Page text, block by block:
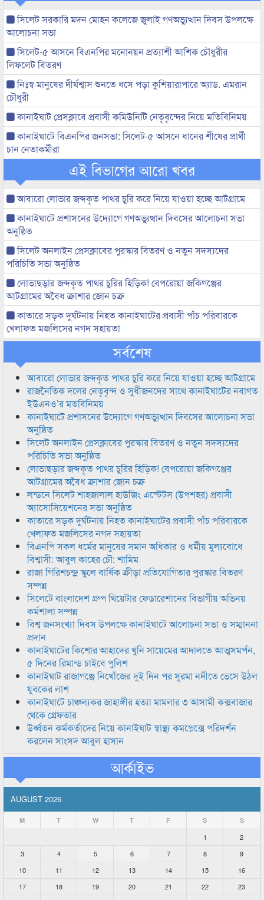
সিলেট সরকারি মদন মোহন কলেজে জুলাই গণঅভ্যুত্থান দিবস উপলক্ষে
আলোচনা সভা
সিলেট-৫ আসনে বিএনপির মনোনয়ন প্রত্যাশী আশিক চৌধুরীর
লিফলেট বিতরণ
নিঃস্ব মানুষের দীর্ঘশ্বাস শুনতে ধসে পড়া কুশিয়ারাপারে অ্যাড. এমরান
চৌধুরী
কানাইঘাট প্রেসক্লাবে প্রবাসী কমিউনিটি নেতৃবৃন্দের নিয়ে মতিবিনিময়
কানাইঘাটে বিএনপির জনসভা: সিলেট-৫ আসনে ধানের শীষের প্রার্থী
চান নেতাকর্মীরা
এই বিভাগের আরো খবর
আবারো লোভার জব্দকৃত পাথর চুরি করে নিয়ে যাওয়া হচ্ছে আটগ্রামে
কানাইঘাটে প্রশাসনের উদ্যোগে গণঅভ্যুত্থান দিবসের আলোচনা সভা
অনুষ্ঠিত
সিলেট অনলাইন প্রেসক্লাবের পুরস্কার বিতরণ ও নতুন সদস্যদের
পরিচিতি সভা অনুষ্ঠিত
লোভাছড়ার জব্দকৃত পাথর চুরির হিড়িক! বেপরোয়া জকিগঞ্জের
আটগ্রামের অবৈধ ক্রাশার জোন চক্র
কাতারে সড়ক দুর্ঘটনায় নিহত কানাইঘাটের প্রবাসী পাঁচ পরিবারকে
খেলাফত মজলিসের নগদ সহায়তা
সর্বশেষ
আবারো লোভার জব্দকৃত পাথর চুরি করে নিয়ে যাওয়া হচ্ছে আটগ্রামে
রাজনৈতিক দলের নেতৃবৃন্দ ও সুধীজনদের সাথে কানাইঘাটের নবাগত
ইউএনও’র মতবিনিময়
কানাইঘাটে প্রশাসনের উদ্যোগে গণঅভ্যুত্থান দিবসের আলোচনা সভা
অনুষ্ঠিত
সিলেট অনলাইন প্রেসক্লাবের পুরস্কার বিতরণ ও নতুন সদস্যদের
পরিচিতি সভা অনুষ্ঠিত
লোভাছড়ার জব্দকৃত পাথর চুরির হিড়িক! বেপরোয়া জকিগঞ্জের
আটগ্রামের অবৈধ ক্রাশার জোন চক্র
লন্ডনে সিলেট শাহজালাল হাউজিং এস্টেটস (উপশহর) প্রবাসী
অ্যাসোসিয়েশনের সভা অনুষ্ঠিত
কাতারে সড়ক দুর্ঘটনায় নিহত কানাইঘাটের প্রবাসী পাঁচ পরিবারকে
খেলাফত মজলিসের নগদ সহায়তা
বিএনপি সকল ধর্মের মানুষের সমান অধিকার ও ধর্মীয় মুল্যবোধে
বিশ্বাসী: আবুল কাহের চৌ: শামিম
রাজা গিরিশচন্দ্র স্কুলে বার্ষিক ক্রীড়া প্রতিযোগিতার পুরস্কার বিতরণ
সম্পন্ন
সিলেটে বাংলাদেশ গ্রুপ থিয়েটার ফেডারেশানের বিভাগীয় অভিনয়
কর্মশালা সম্পন্ন
বিশ্ব জনসংখ্যা দিবস উপলক্ষে কানাইঘাটে আলোচনা সভা ও সম্মাননা
প্রদান
কানাইঘাটের কিশোর আহাদের খুনি সায়েমের আদালতে আত্মসমর্পন,
৫ দিনের রিমান্ড চাইবে পুলিশ
কানাইঘাট রাজাগঞ্জে নিখোঁজের দুই দিন পর সুরমা নদীতে ভেসে উঠল
যুবকের লাশ
কানাইঘাটে চাঞ্চল্যকর জাহাঙ্গীর হত্যা মামলার ৩ আসামী কক্সবাজার
থেকে গ্রেফতার
উর্ধ্বতন কর্মকর্তাদের নিয়ে কানাইঘাট স্বাস্থ্য কমপ্লেক্সে পরিদর্শন
করলেন সাংসদ আবুল হাসান
আর্কাইভ
AUGUST 2026
M T W T F S S
1
2
3
4 5 6 7 8
9
10
11 12 13 14 15
16
17
18 19 20 21 22
23